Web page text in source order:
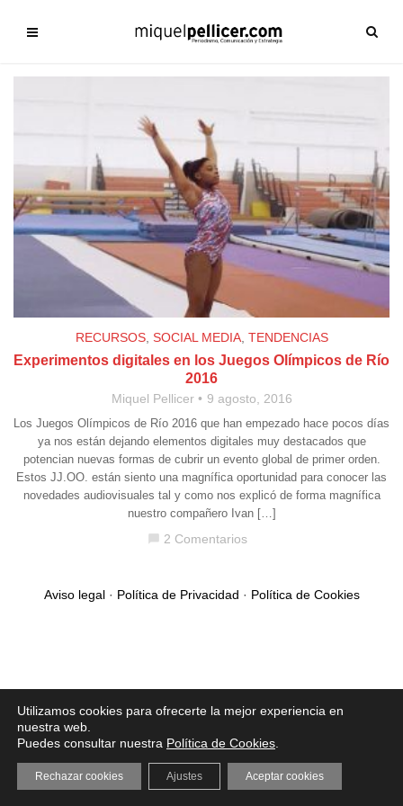
RECURSOS, SOCIAL MEDIA, TENDENCIAS
Experimentos digitales en los Juegos Olímpicos de Río
2016
Miquel Pellicer 9 agosto, 2016
Los Juegos Olímpicos de Río 2016 que han empezado hace pocos días
ya nos están dejando elementos digitales muy destacados que
potencian nuevas formas de cubrir un evento global de primer orden.
Estos JJ.OO. están siento una magnífica oportunidad para conocer las
novedades audiovisuales tal y como nos explicó de forma magnífica
nuestro compañero Ivan […]
2 Comentarios
Aviso legal· Política de Privacidad · Política de Cookies
Utilizamos cookies para ofrecerte la mejor experiencia en
nuestra web.
Puedes consultar nuestra Política de Cookies
Aceptar cookies
Rechazar cookies Ajustes